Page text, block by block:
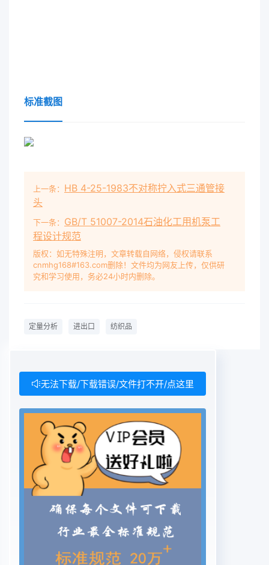
标准截图
上一条： HB 4-25-1983不对称拧入式三通管接
头
下一条： GB/T 51007-2014石油化工用机泵工
程设计规范
版权：如无特殊注明，文章转载自网络，侵权请联系
cnmhg168#163.com删除！文件均为网友上传，仅供研
究和学习使用，务必24小时内删除。
定量分析 进出口 纺织品
无法下载/下载错误/文件打不开/点这里